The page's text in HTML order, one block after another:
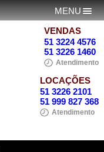
MENU
VENDAS
51 3224 4576
51 3226 1460
Atendimento
LOCAÇÕES
51 3226 2101
51 999 827 368
Atendimento